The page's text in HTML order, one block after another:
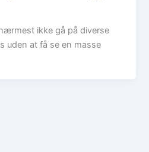
ikke gå på diverse
uden at få se en masse